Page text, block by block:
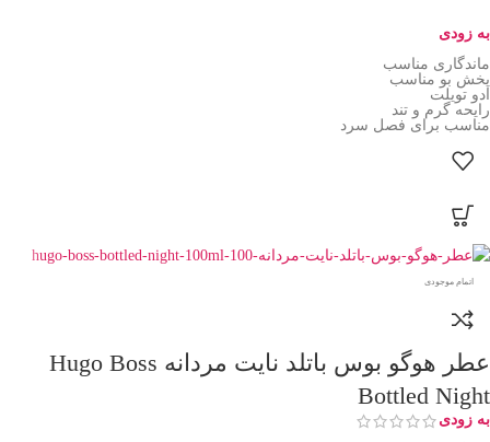
به زودی
ماندگاری مناسب
پخش بو مناسب
ادو تویلت
رایحه گرم و تند
مناسب برای فصل سرد
اتمام موجودی
عطر هوگو بوس باتلد نایت مردانه Hugo Boss
Bottled Night
به زودی